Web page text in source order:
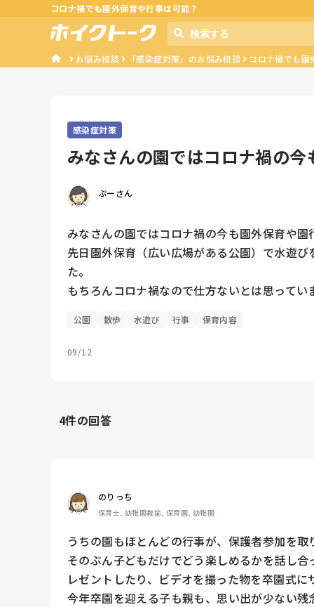
コロナ禍でも園外保育や行事は可能？
お悩み相談 「感染症対策」のお悩み相談 コロナ禍でも園
感染症対策
みなさんの園ではコロナ禍の
ぷーさん
みなさんの園ではコロナ禍の今も園外保育や
先日園外保育（広い広場がある公園）で水遊
た。
公園 散歩 水遊び 行事 保育内容
09/12
4件の回答
のりっち
保育士, 幼稚園教諭, 保育園, 幼稚園
うちの園もほとんどの行事が、保護者参加を取
そのぶん子どもだけでどう楽しめるかを話し
レゼントしたり、ビデオを撮った物を卒園式
今年卒園を迎える子も親も、思い出が少ない